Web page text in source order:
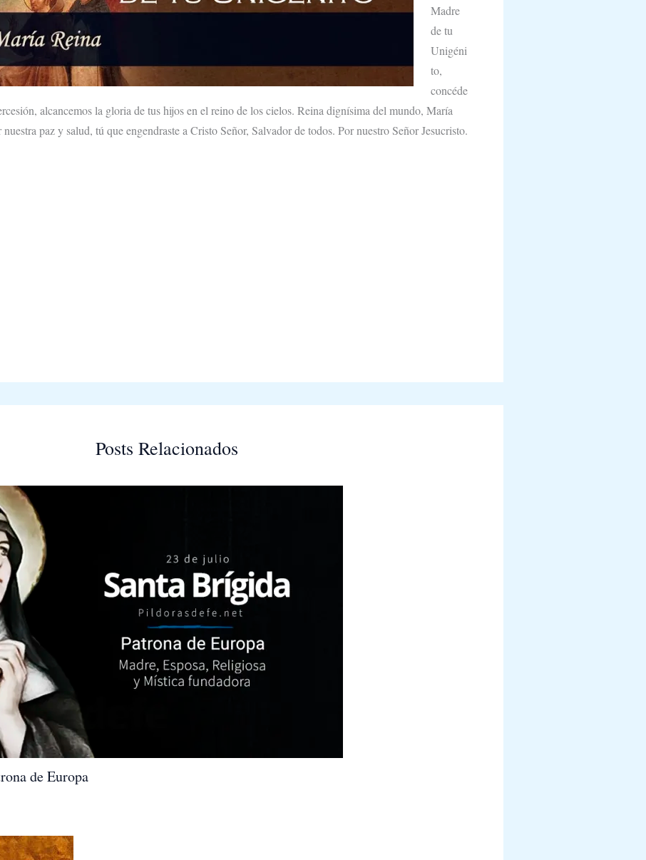
Madre
de tu
Unigéni
to,
concéde
alcancemos la gloria de tus hijos en el reino de los cielos. Reina dignísima del mundo, María
paz y salud, tú que engendraste a Cristo Señor, Salvador de todos. Por nuestro Señor Jesucristo.
Posts Relacionados
de Europa